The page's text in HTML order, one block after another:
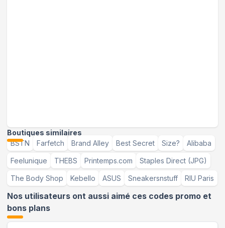
Boutiques similaires
BSTN
Farfetch Brand Alley Best Secret Size? Alibaba
Feelunique THEBS Printemps.com Staples Direct (JPG)
The Body Shop Kebello ASUS Sneakersnstuff RIU Paris
Nos utilisateurs ont aussi aimé ces codes promo et
bons plans